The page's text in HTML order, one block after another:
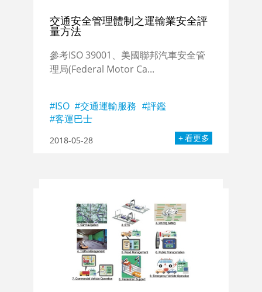
交通安全管理體制之運輸業安全評
量方法
參考ISO 39001、美國聯邦汽車安全管
理局(Federal Motor Ca...
ISO 交通運輸服務
評鑑
客運巴士
2018-05-28 看更多